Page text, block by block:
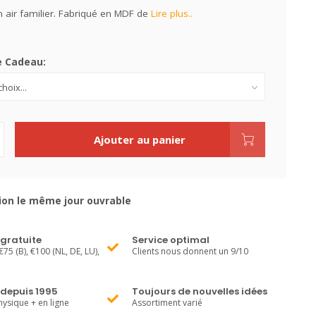
air familier. Fabriqué en MDF de Lire plus..
Cadeau:
Ajouter au panier
le même jour ouvrable
gratuite
(B), €100 (NL, DE, LU),
Service optimal
Clients nous donnent un 9/10
1995
+ en ligne
Toujours de nouvelles idées
Assortiment varié